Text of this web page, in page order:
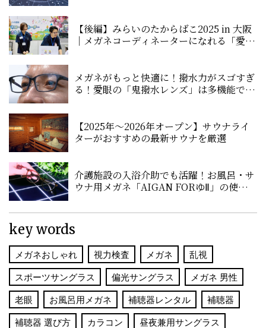
【後編】みらいのたからばこ2025 in 大阪
｜メガネコーディネーターになれる「愛眼
メガネがもっと快適に！撥水力がスゴすぎ
る！愛眼の「鬼撥水レンズ」は多機能で超
【2025年〜2026年オープン】サウナライ
ターがおすすめの最新サウナを厳選
介護施設の入浴介助でも活躍！お風呂・サ
ウナ用メガネ「AIGAN FORゆⅡ」の使い心
key words
メガネおしゃれ 視力検査 メガネ 乱視
スポーツサングラス 偏光サングラス メガネ 男性
老眼 お風呂用メガネ 補聴器レンタル 補聴器
補聴器 選び方 カラコン 昼夜兼用サングラス